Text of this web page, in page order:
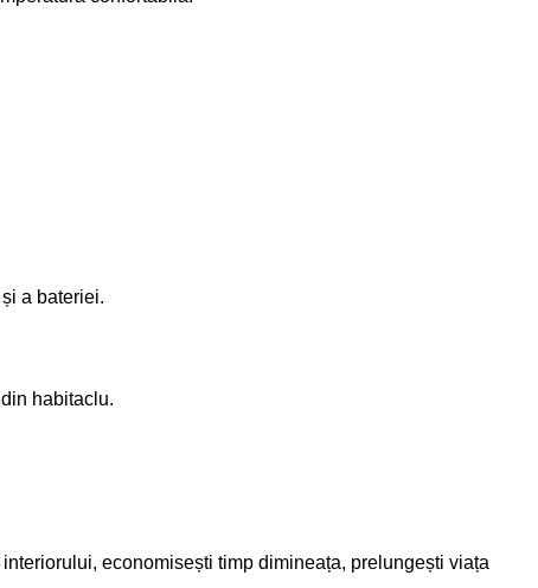
a bateriei.
habitaclu.
economisești timp dimineața, prelungești viața